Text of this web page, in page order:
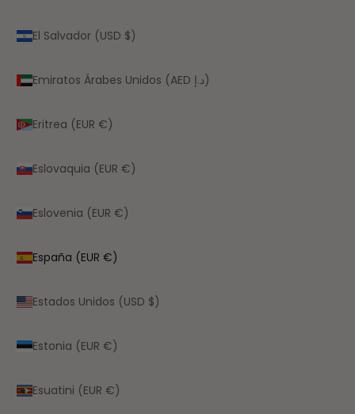
El Salvador (USD $)
Emiratos Árabes Unidos (AED د.إ)
Eritrea (EUR €)
Eslovaquia (EUR €)
Eslovenia (EUR €)
España (EUR €)
Estados Unidos (USD $)
Estonia (EUR €)
Esuatini (EUR €)